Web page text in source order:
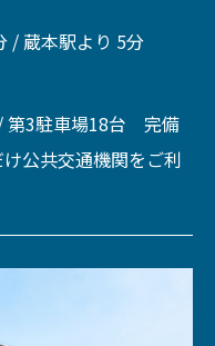
/ 蔵本駅より 5分
第3駐車場18台 完備
公共交通機関をご利